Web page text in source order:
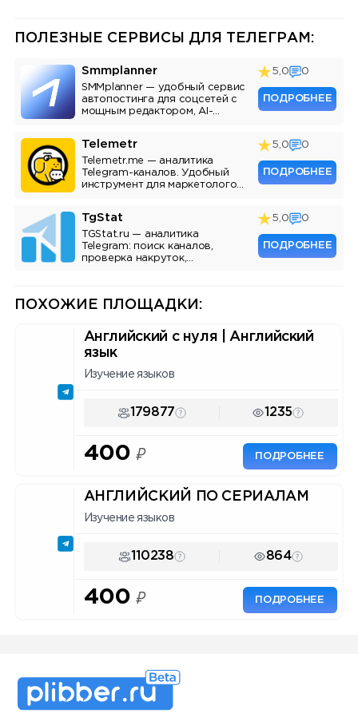
ПОЛЕЗНЫЕ СЕРВИСЫ ДЛЯ ТЕЛЕГРАМ:
Smmplanner
SMMplanner — удобный сервис
автопостинга для соцсетей с
мощным редактором, AI-
5,0 0
ПОДРОБНЕЕ
Telemetr
Telemetr.me — аналитика
Telegram-каналов. Удобный
инструмент для маркетологов,
5,0 0
ПОДРОБНЕЕ
TgStat
TGStat.ru — аналитика
Telegram: поиск каналов,
проверка накруток,
5,0 0
ПОДРОБНЕЕ
ПОХОЖИЕ ПЛОЩАДКИ:
Английский с нуля | Английский
язык
Изучение языков
179877 1235
400 ₽ ПОДРОБНЕЕ
АНГЛИЙСКИЙ ПО СЕРИАЛАМ
Изучение языков
110238 864
400 ₽ ПОДРОБНЕЕ